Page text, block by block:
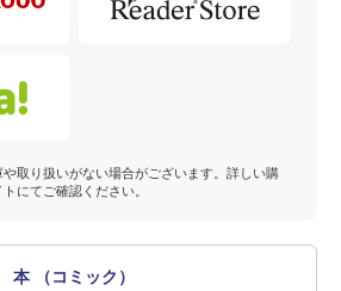
取り扱いがない場合がございます。詳しい購
にてご確認ください。
本 （コミック）